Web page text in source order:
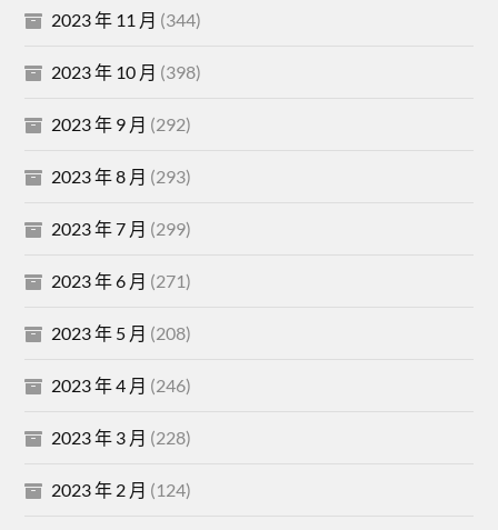
2023 年 11 月 (344)
2023 年 10 月 (398)
2023 年 9 月 (292)
2023 年 8 月 (293)
2023 年 7 月 (299)
2023 年 6 月 (271)
2023 年 5 月 (208)
2023 年 4 月 (246)
2023 年 3 月 (228)
2023 年 2 月 (124)